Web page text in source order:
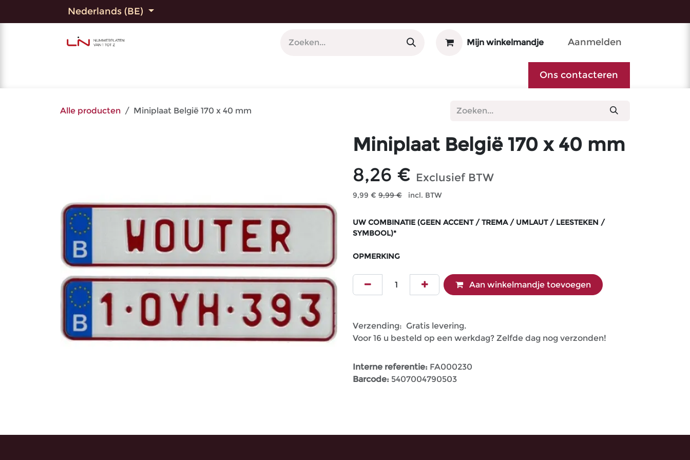
Overslaan naar inhoud
Nederlands (BE)
Mijn winkelmandje Aanmelden
Ons contacteren
Alle producten Miniplaat België 170 x 40 mm
Miniplaat België 170 x 40 mm
8,26 € Exclusief BTW
9,99 € 9,99€ incl. BTW
UW COMBINATIE (GEEN ACCENT / TREMA / UMLAUT / LEESTEKEN /
SYMBOOL)*
OPMERKING
Aan winkelmandje toevoegen
Verzending: Gratis levering.
Voor 16 u besteld op een werkdag? Zelfde dag nog verzonden!
Interne referentie: FA000230
Barcode: 5407004790503